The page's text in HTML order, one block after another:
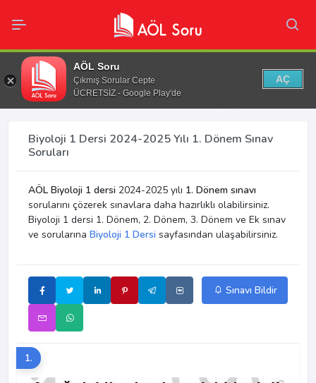
AÖL Soru
Çıkmış Sorular Cepte
ÜCRETSİZ - Google Play'de
AÇ
Biyoloji 1 Dersi 2024-2025 Yılı 1. Dönem Sınav
Soruları
AÖL Biyoloji 1 dersi 2024-2025 yılı 1. Dönem sınavı
sorularını çözerek sınavlara daha hazırlıklı olabilirsiniz.
Biyoloji 1 dersi 1. Dönem, 2. Dönem, 3. Dönem ve Ek sınav
ve sorularına Biyoloji 1 Dersi sayfasından ulaşabilirsiniz.
Sınavı Bildir
1.